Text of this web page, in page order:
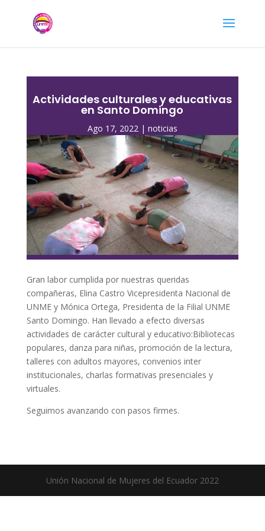
Actividades culturales y educativas
en Santo Domingo
Ago 17, 2022| noticias
Gran labor cumplida por nuestras queridas
compañeras, Elina Castro Vicepresidenta Nacional de
UNME y Mónica Ortega, Presidenta de la Filial UNME
Santo Domingo. Han llevado a efecto diversas
actividades de carácter cultural y educativo:Bibliotecas
populares, danza para niñas, promoción de la lectura,
talleres con adultos mayores, convenios inter
institucionales, charlas formativas presenciales y
virtuales.
Seguimos avanzando con pasos firmes.
Unión Nacional de Mujeres del Ecuador 2022